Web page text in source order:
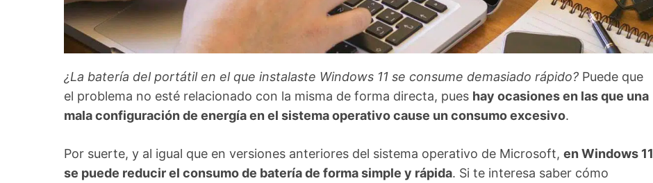
¿La batería del portátil en el que instalaste Windows 11 se consume demasiado rápido? Puede que
el problema no esté relacionado con la misma de forma directa, pues hay ocasiones en las que una
mala configuración de energía en el sistema operativo cause un consumo excesivo.
Por suerte, y al igual que en versiones anteriores del sistema operativo de Microsoft, en Windows 11
se puede reducir el consumo de batería de forma simple y rápida. Si te interesa saber cómo